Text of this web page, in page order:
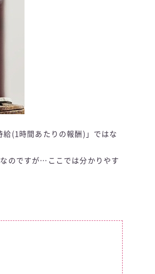
(1時間あたりの報酬)」ではな
のですが…ここでは分かりやす